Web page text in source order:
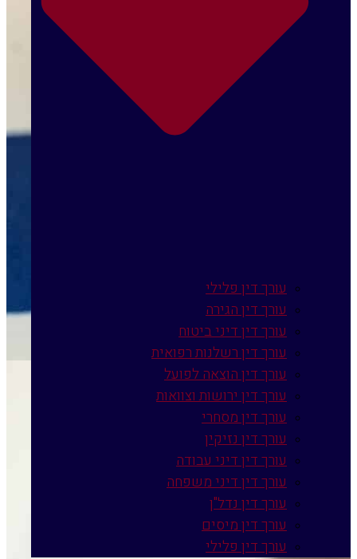
עורך דין פלילי
עורך דין הגירה
עורך דין דיני ביטוח
עורך דין רשלנות רפואית
עורך דין הוצאה לפועל
עורך דין ירושות וצוואות
עורך דין מסחרי
עורך דין נזיקין
עורך דין דיני עבודה
עורך דין דיני משפחה
עורך דין נדל"ן
עורך דין מיסים
עורך דין פלילי